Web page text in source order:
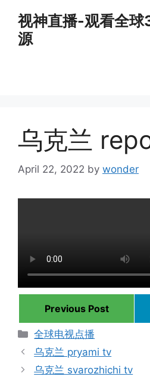
content
视神直播-观看全
源
乌克兰
April 22, 2022 by wonder
Previous Post
Categories
全球电视点播
乌克兰 pryami tv
乌克兰 svarozhichi tv